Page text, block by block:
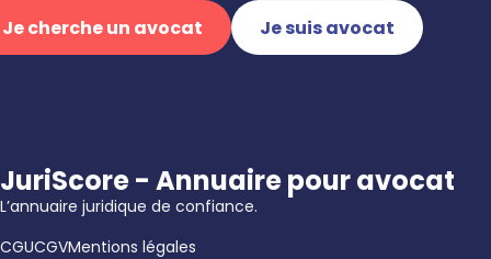
Je cherche un avocat
Je suis avocat
JuriScore - Annuaire pour avocat
L’annuaire juridique de confiance.
CGUCGVMentions légales